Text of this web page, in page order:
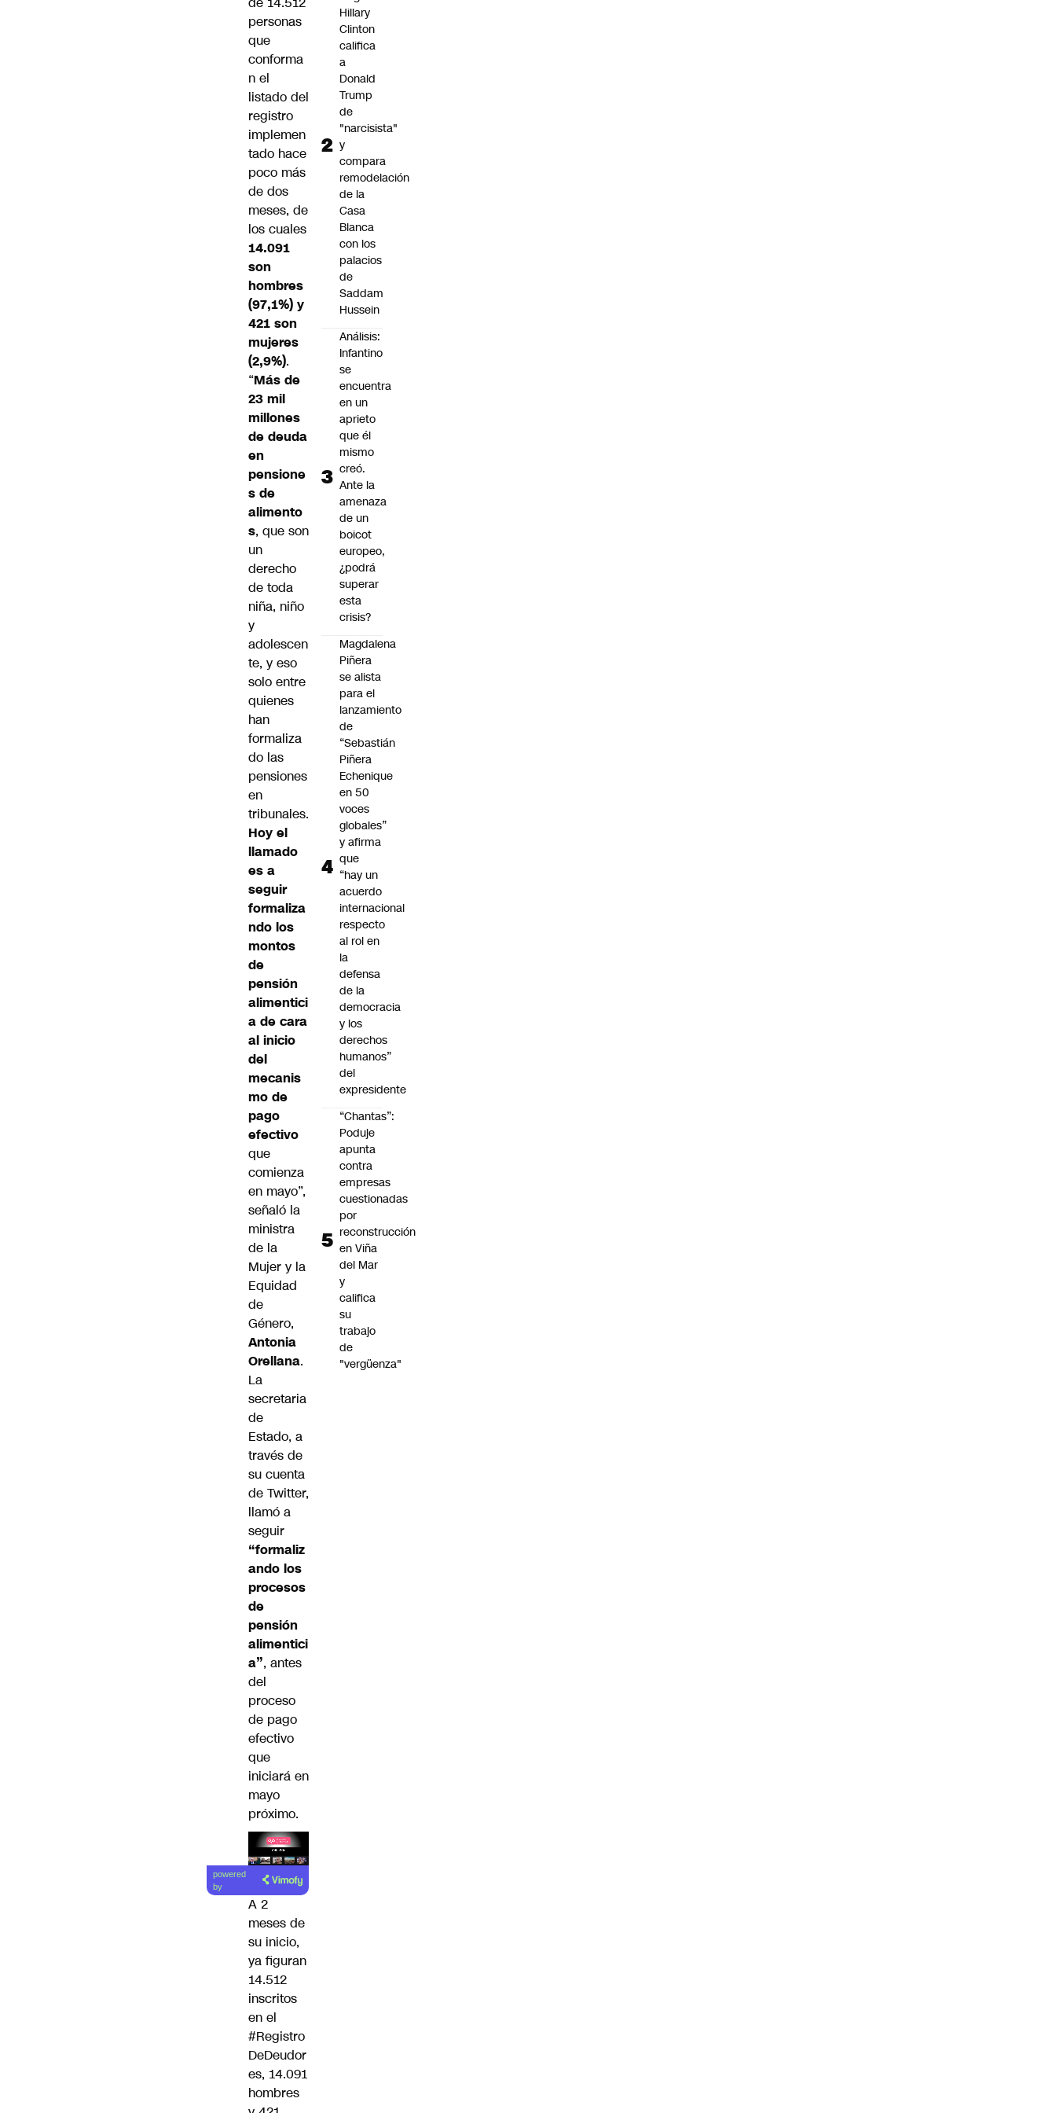
personas
que
conforma
n el
listado del
registro
implemen
tado hace
poco más
de dos
meses, de
los cuales
14.091
son
hombres
(97,1%) y
421 son
mujeres
(2,9%).
“Más de
23 mil
millones
de deuda
en
pensione
s de
alimento
s, que son
un
derecho
de toda
niña, niño
y
adolescen
te, y eso
solo entre
quienes
han
formaliza
do las
pensiones
en
tribunales.
Hoy el
llamado
es a
seguir
formaliza
ndo los
montos
de
pensión
alimentici
a de cara
al inicio
del
mecanis
mo de
pago
efectivo
que
comienza
en mayo”,
señaló la
ministra
de la
Mujer y la
Equidad
de
Género,
Antonia
Orellana.
La
secretaria
de
Estado, a
través de
su cuenta
de Twitter,
llamó a
seguir
“formaliz
ando los
procesos
de
pensión
alimentici
a”, antes
del
proceso
de pago
efectivo
que
iniciará en
mayo
próximo.
Lea el
artículo
powered
by
A 2
meses de
su inicio,
ya figuran
14.512
inscritos
en el
#Registro
DeDeudor
es, 14.091
hombres
Hillary
Clinton
califica
a
Donald
Trump
de
"narcisista"
y
compara
remodelación
de la
Casa
Blanca
con los
palacios
de
Saddam
Hussein
Análisis:
Infantino
se
encuentra
en un
aprieto
que él
mismo
creó.
Ante la
amenaza
de un
boicot
europeo,
¿podrá
superar
esta
crisis?
Magdalena
Piñera
se alista
para el
lanzamiento
de
“Sebastián
Piñera
Echenique
en 50
voces
globales”
y afirma
que
“hay un
acuerdo
internacional
respecto
al rol en
la
defensa
de la
democracia
y los
derechos
humanos”
del
expresidente
“Chantas”:
Poduje
apunta
contra
empresas
cuestionadas
por
reconstrucción
en Viña
del Mar
y
califica
su
trabajo
de
"vergüenza"